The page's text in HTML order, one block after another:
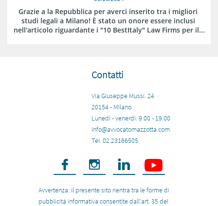
Grazie a la Repubblica per averci inserito tra i migliori
studi legali a Milano! È stato un onore essere inclusi
nell'articolo riguardante i "10 BestItaly" Law Firms per il...
Contatti
Via Giuseppe Mussi. 24
20154 - MIlano
​Lunedì - venerdì: 9.00 - 19.00​
info@avvocatomazzotta.com
Tel. 02.23166505
  
Avvertenza: il presente sito rientra tra le forme di
pubblicità informativa consentite dall'art. 35 del